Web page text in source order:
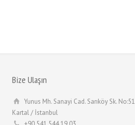
Bize Ulaşın
Yunus Mh. Sanayi Cad. Sarıköy Sk. No:51
Kartal / İstanbul